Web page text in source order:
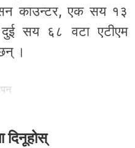
काउन्टर, एक सय १३
सय ६८ वटा एटीएम
।
दिनूहोस्